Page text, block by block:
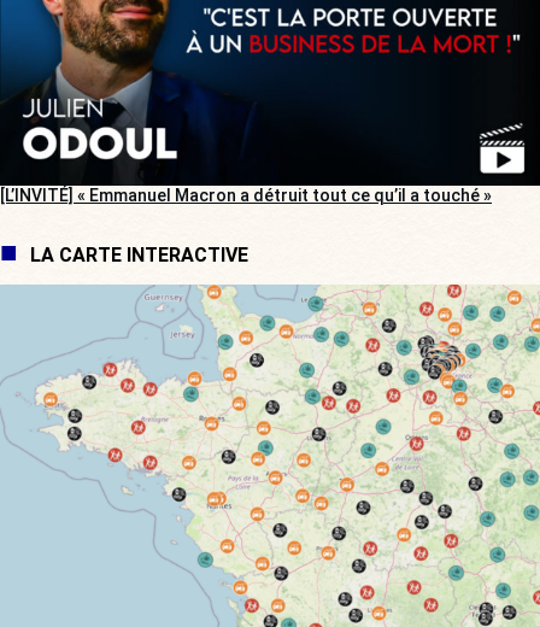
[L’INVITÉ] « Emmanuel Macron a détruit tout ce qu’il a touché »
LA CARTE INTERACTIVE